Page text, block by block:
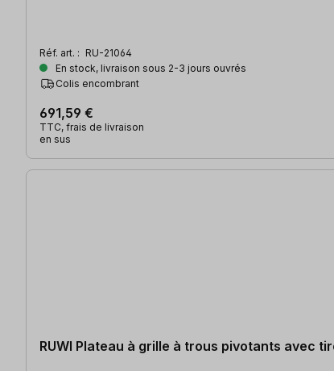
Réf. art. : RU-21064
En stock, livraison sous 2-3 jours ouvrés
Colis encombrant
691,59 €
TTC, frais de livraison
en sus
RUWI Plateau à grille à trous pivotants avec